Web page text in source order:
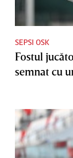
SEPSI OSK
Fostul
semnat cu